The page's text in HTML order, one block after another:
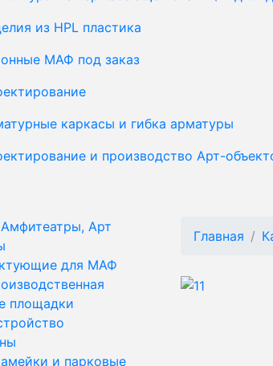
из HPL пластика
МАФ под заказ
каркасы и гибка арматуры
и производство Арт-
Арт
для МАФ
площадки
и парковые
Главная